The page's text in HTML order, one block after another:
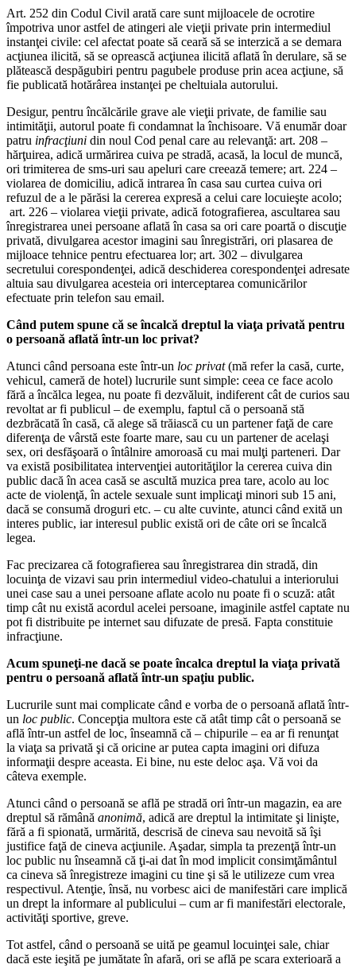
Art. 252 din Codul Civil arată care sunt mijloacele de ocrotire
împotriva unor astfel de atingeri ale vieţii private prin intermediul
instanţei civile: cel afectat poate să ceară să se interzică a se demara
acţiunea ilicită, să se oprească acţiunea ilicită aflată în derulare, să se
plătească despăgubiri pentru pagubele produse prin acea acţiune, să
fie publicată hotărârea instanţei pe cheltuiala autorului.
Desigur, pentru încălcările grave ale vieţii private, de familie sau
intimităţii, autorul poate fi condamnat la închisoare. Vă enumăr doar
patru infracţiuni din noul Cod penal care au relevanţă: art. 208 –
hărţuirea, adică urmărirea cuiva pe stradă, acasă, la locul de muncă,
ori trimiterea de sms-uri sau apeluri care creează temere; art. 224 –
violarea de domiciliu, adică intrarea în casa sau curtea cuiva ori
refuzul de a le părăsi la cererea expresă a celui care locuieşte acolo;
art. 226 – violarea vieţii private, adică fotografierea, ascultarea sau
înregistrarea unei persoane aflată în casa sa ori care poartă o discuţie
privată, divulgarea acestor imagini sau înregistrări, ori plasarea de
mijloace tehnice pentru efectuarea lor; art. 302 – divulgarea
secretului corespondenţei, adică deschiderea corespondenţei adresate
altuia sau divulgarea acesteia ori interceptarea comunicărilor
efectuate prin telefon sau email.
Când putem spune că se încalcă dreptul la viaţa privată pentru
o persoană aflată într-un loc privat?
Atunci când persoana este într-un loc privat(mă refer la casă, curte,
vehicul, cameră de hotel) lucrurile sunt simple: ceea ce face acolo
fără a încălca legea, nu poate fi dezvăluit, indiferent cât de curios sau
revoltat ar fi publicul – de exemplu, faptul că o persoană stă
dezbrăcată în casă, că alege să trăiască cu un partener faţă de care
diferenţa de vârstă este foarte mare, sau cu un partener de acelaşi
sex, ori desfăşoară o întâlnire amoroasă cu mai mulţi parteneri. Dar
va există posibilitatea intervenţiei autorităţilor la cererea cuiva din
public dacă în acea casă se ascultă muzica prea tare, acolo au loc
acte de violenţă, în actele sexuale sunt implicaţi minori sub 15 ani,
dacă se consumă droguri etc. – cu alte cuvinte, atunci când exită un
interes public, iar interesul public există ori de câte ori se încalcă
legea.
Fac precizarea că fotografierea sau înregistrarea din stradă, din
locuinţa de vizavi sau prin intermediul video-chatului a interiorului
unei case sau a unei persoane aflate acolo nu poate fi o scuză: atât
timp cât nu există acordul acelei persoane, imaginile astfel captate nu
pot fi distribuite pe internet sau difuzate de presă. Fapta constituie
infracţiune.
Acum spuneţi-ne dacă se poate încalca dreptul la viaţa privată
pentru o persoană aflată într-un spaţiu public.
Lucrurile sunt mai complicate când e vorba de o persoană aflată într-
un loc public. Concepţia multora este că atât timp cât o persoană se
află într-un astfel de loc, înseamnă că – chipurile – ea ar fi renunţat
la viaţa sa privată şi că oricine ar putea capta imagini ori difuza
informaţii despre aceasta. Ei bine, nu este deloc aşa. Vă voi da
câteva exemple.
Atunci când o persoană se află pe stradă ori într-un magazin, ea are
dreptul să rămână anonimă, adică are dreptul la intimitate şi linişte,
fără a fi spionată, urmărită, descrisă de cineva sau nevoită să îşi
justifice faţă de cineva acţiunile. Aşadar, simpla ta prezenţă într-un
loc public nu înseamnă că ţi-ai dat în mod implicit consimţământul
ca cineva să înregistreze imagini cu tine şi să le utilizeze cum vrea
respectivul. Atenţie, însă, nu vorbesc aici de manifestări care implică
un drept la informare al publicului – cum ar fi manifestări electorale,
activităţi sportive, greve.
Tot astfel, când o persoană se uită pe geamul locuinţei sale, chiar
dacă este ieşită pe jumătate în afară, ori se află pe scara exterioară a